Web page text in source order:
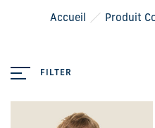
Accueil Produit
FILTER